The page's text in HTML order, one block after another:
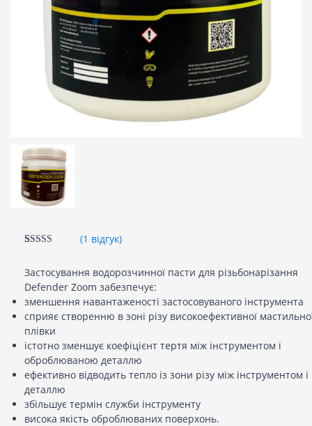
основі
опитування
покупця
(1 відгук)
Застосування водорозчинної пасти для різьбонарізання
Defender Zoom забезпечує:
зменшення навантаженості застосовуваного інструмента
сприяє створенню в зоні різу високоефективної
плівки
істотно зменшує коефіцієнт тертя між інструментом і
оброблюваною деталлю
ефективно відводить тепло із зони різу між інструментом і
деталлю
збільшує термін служби інструменту
висока якість оброблюваних поверхонь.